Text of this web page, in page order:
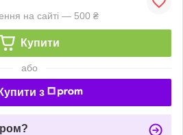
на сайті — 500 ₴
Купити
або
Купити з